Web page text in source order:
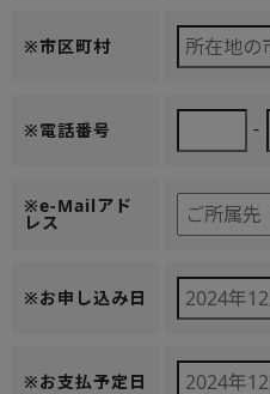
※市区町村
※電話番号 -
※e-Mailアド
レス
※お申し込み日
※お支払予定日